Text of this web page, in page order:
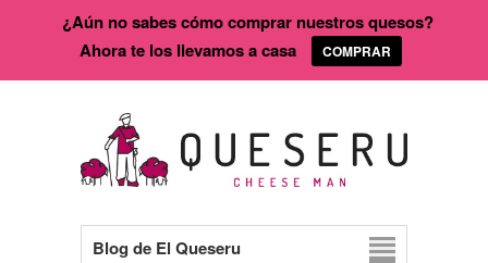
Blog de El Queseru
¿Aún no sabes cómo comprar nuestros quesos?
Ahora te los llevamos a casa
COMPRAR